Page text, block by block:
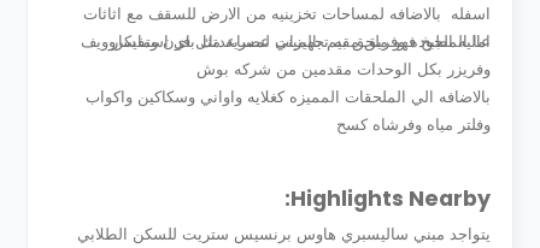
اسفله بالاضافه لمساحات تخزينيه من الارض للسقف مع اثاثات
عاليه الجوده وفريق مقيم بالمبني لمساعدتك باي استفسار
اما المطبخ فهو ملحق به تجهيزات عصريه مثل فرن ومايكروويف
وفريزر بكل الوحدات مقدمين من شركه بوش
بالاضافه الي الملحقات المميزه كغلايه واواني وسكاكين واكواب
وفلتر مياه وفرشاه كسح
Highlights Nearby:
يتواجد مبني ساليسبري هاوس برنسيس ستريت للسكن الطلابي